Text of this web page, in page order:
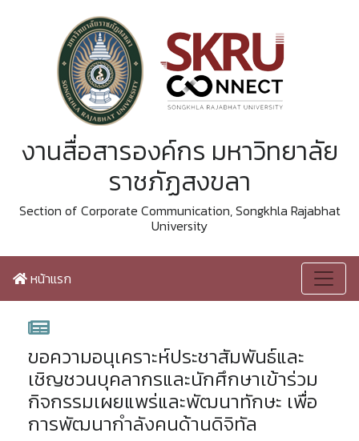
งานสื่อสารองค์กร มหาวิทยาลัย
ราชภัฏสงขลา
Section of Corporate Communication, Songkhla Rajabhat
University
หน้าแรก
ขอความอนุเคราะห์ประชาสัมพันธ์และ
เชิญชวนบุคลากรและนักศึกษาเข้าร่วม
กิจกรรมเผยแพร่และพัฒนาทักษะ เพื่อ
การพัฒนากำลังคนด้านดิจิทัล